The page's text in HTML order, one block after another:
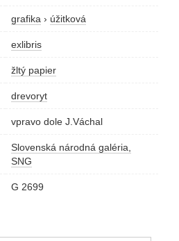
grafika › úžitková
exlibris
žltý papier
drevoryt
vpravo dole J.Váchal
Slovenská národná galéria,
SNG
G 2699